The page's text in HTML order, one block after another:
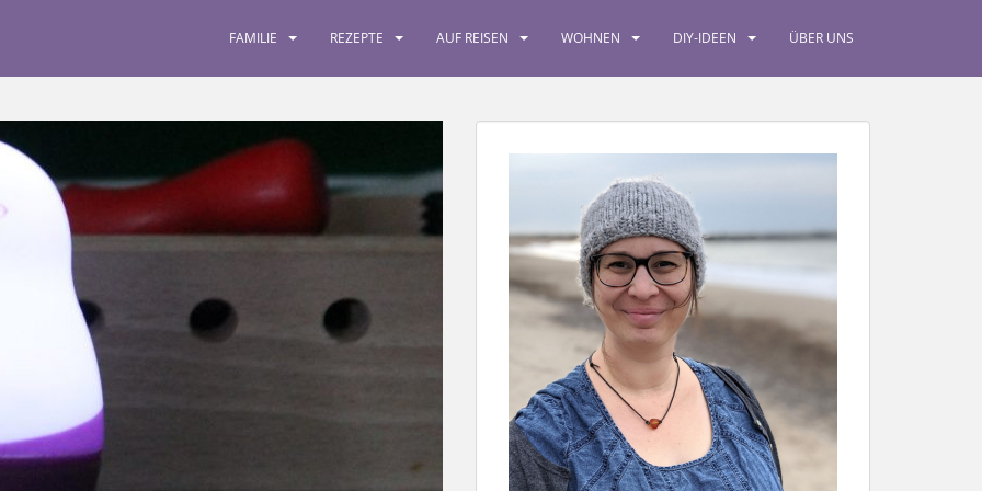
FAMILIE REZEPTE AUF REISEN WOHNEN DIY-IDEEN ÜBER UNS